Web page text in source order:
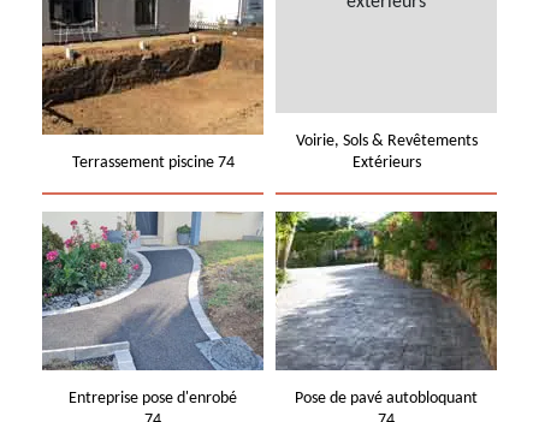
Terrassement piscine 74
Voirie, Sols & Revêtements
Extérieurs
Entreprise pose d'enrobé
Pose de pavé autobloquant